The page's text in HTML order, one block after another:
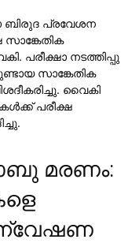
ബിരുദ പ്രവേശന
പരീക്ഷാ നടത്തിപ്പു
സാങ്കേതിക
വൈകി
പരീക്ഷ
മരണം: